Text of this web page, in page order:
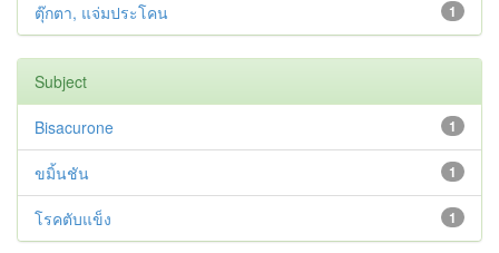
1
ตุ๊กตา, แจ่มประโคน
Subject
1
Bisacurone
1
ขมิ้นชัน
1
โรคตับแข็ง